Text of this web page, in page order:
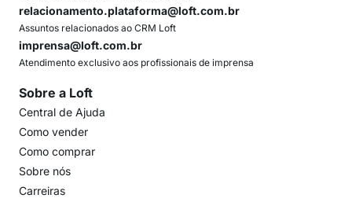
relacionamento.plataforma@loft.com.br
Assuntos relacionados ao CRM Loft
imprensa@loft.com.br
Atendimento exclusivo aos profissionais de imprensa
Sobre a Loft
Central de Ajuda
Como vender
Como comprar
Sobre nós
Carreiras